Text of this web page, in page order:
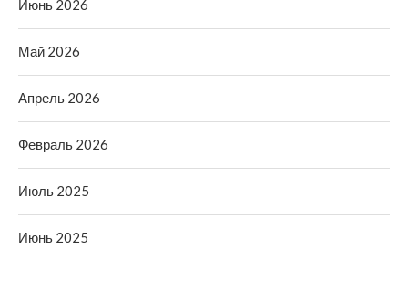
Июнь 2026
Май 2026
Апрель 2026
Февраль 2026
Июль 2025
Июнь 2025